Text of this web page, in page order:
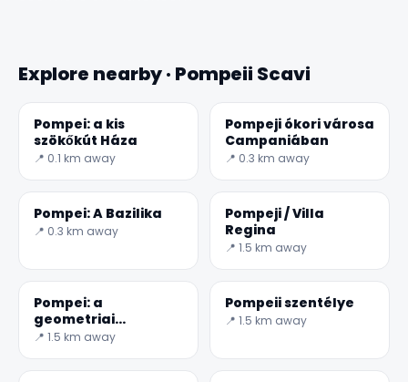
Explore nearby · Pompeii Scavi
Pompei: a kis
szökőkút Háza
📍 0.1 km away
Pompeji ókori városa
Campaniában
📍 0.3 km away
Pompei: A Bazilika
📍 0.3 km away
Pompeji / Villa
Regina
📍 1.5 km away
Pompei: a
geometriai
mozaikok Háza
📍 1.5 km away
Pompeii szentélye
📍 1.5 km away